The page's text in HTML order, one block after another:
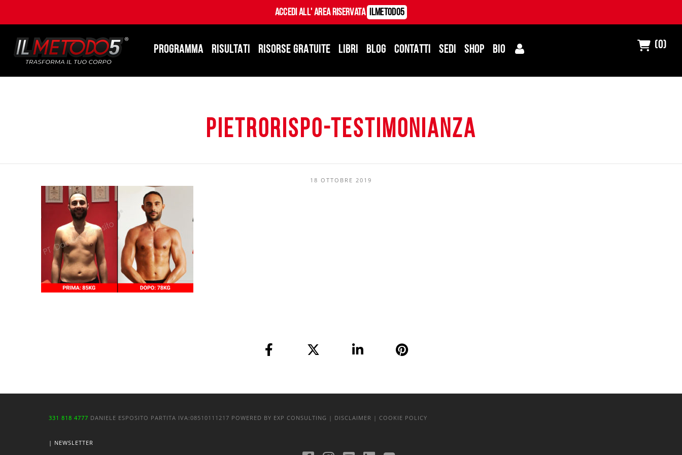
Accedi all' Area Riservata ILMetodo5
PROGRAMMA RISULTATI RISORSE GRATUITE LIBRI BLOG CONTATTI SEDI SHOP BIO (0)
pietrorispo-testimonianza
18 OTTOBRE 2019
331 818 4777 DANIELE ESPOSITO PARTITA IVA:08510111217 POWERED BY EXP CONSULTING | DISCLAIMER | COOKIE POLICY
| NEWSLETTER